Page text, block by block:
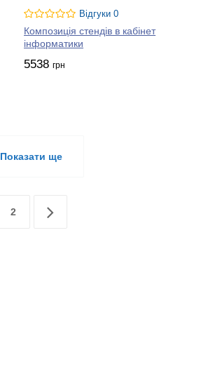
Відгуки 0
Композиція стендів в кабінет
інформатики
5538 грн
Показати ще
2